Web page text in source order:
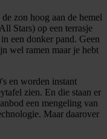
zon hoog aan de hemel
Stars) op een terrasje
een donker pand. Geen
wel ramen maar je hebt
en worden instant
zien. En die staan er
een mengeling van
Maar daarover